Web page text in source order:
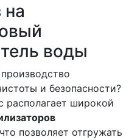
на
воды
и безопасности?
располагает широкой
позволяет отгружать